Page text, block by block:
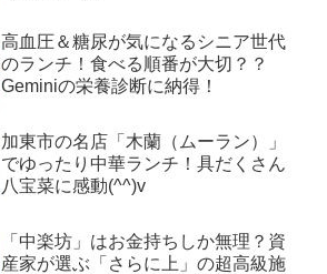
高血圧＆糖尿が気になるシニア世代
のランチ！食べる順番が大切？？
Geminiの栄養診断に納得！
加東市の名店「木蘭（ムーラン）」
でゆったり中華ランチ！具だくさん
八宝菜に感動(^^)v
「中楽坊」はお金持ちしか無理？資
産家が選ぶ「さらに上」の超高級施